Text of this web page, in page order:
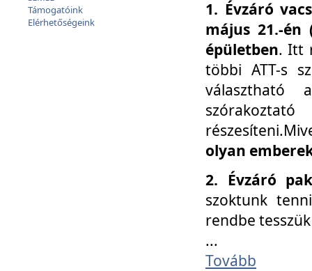
Támogatóink
Elérhetőségeink
1. Évzáró
május 21.-én
épületben. Itt
többi ATT-s
választható
olyan
2. Évzáró
szoktunk
rendbe
...
Tovább